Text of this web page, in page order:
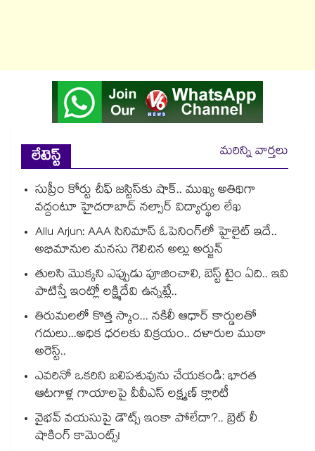
లేటెస్ట్
మరిన్ని వార్తలు
సుప్రీం కోర్టు చీఫ్ జస్టిస్⁭కు షాక్.. ముఖ్య అతిథిగా
వద్దంటూ హైదరాబాద్ నల్సార్ విద్యార్థుల లేఖ
Allu Arjun: AAA సినిమాస్ ఓపెనింగ్‌లో హైలైట్ ఇదే..
అభిమానుల మనసు గెలిచిన అల్లు అర్జున్
తులసి మొక్కని ఎప్పుడు పూజించాలి, బెస్ట్ టైం ఏది.. ఇవి
పాటిస్తే ఇంట్లో లక్ష్మిదేవి ఉన్నట్లే..
తిరుమలలో కొత్త స్కాం... నకిలీ ఆధార్ కార్డులతో
గదులు...అధిక ధరలకు విక్రయం.. దళారుల ముఠా
అరెస్ట్..
ఎవరినో ఒకరిని బలిపశువును చేయకండి: భారత
ఆటగాళ్ల గాయాలపై వీవీఎస్ లక్ష్మణ్ క్లారిటీ
వైభవ్ వయసుపై డౌట్స్ ఇంకా పోలేదా?.. బ్రెట్ లీ
షాకింగ్ కామెంట్స్!